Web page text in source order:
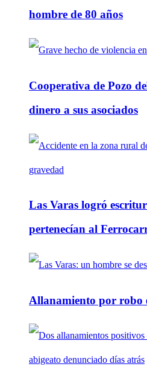
hombre de 80 años
Cooperativa de Pozo
dinero a sus asociados
Las Varas logró
pertenecían al
Allanamiento por robo